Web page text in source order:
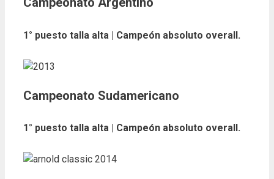
1° puesto talla alta | Campeón absoluto overall.
Campeonato Sudamericano
1° puesto talla alta | Campeón absoluto overall.